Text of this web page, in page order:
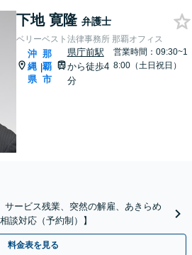
下地 寛隆 弁護士
ベリーベスト法律事務所 那覇オフィス
沖
縄
県
|
那
覇
市
県庁前駅
から徒歩4
分
営業時間：09:30~1
8:00（土日祝日）
サービス残業、突然の解雇、あきらめ
談対応（予約制）】
料金表を見る